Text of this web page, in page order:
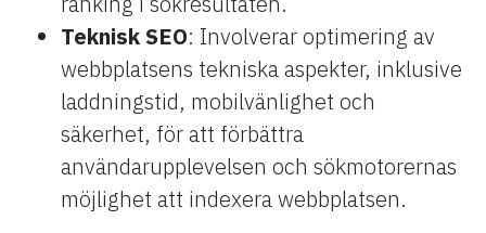
Teknisk SEO: Involverar optimering av
webbplatsens tekniska aspekter, inklusive
laddningstid, mobilvänlighet och
säkerhet, för att förbättra
användarupplevelsen och sökmotorernas
möjlighet att indexera webbplatsen.